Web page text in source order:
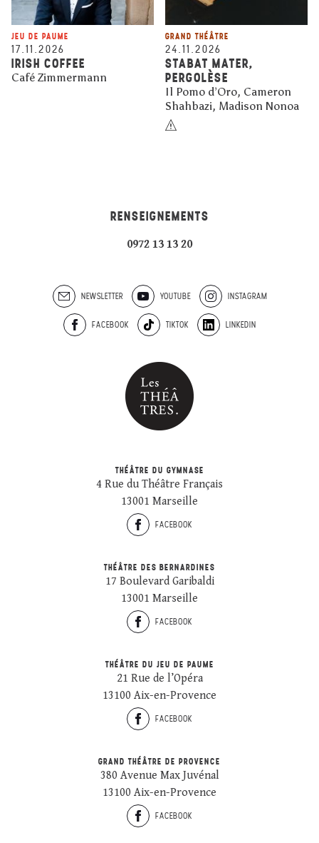
JEU DE PAUME
17.11.2026
IRISH COFFEE
Café Zimmermann
GRAND THÉÂTRE
24.11.2026
STABAT MATER,
PERGOLÈSE
Il Pomo d’Oro, Cameron
Shahbazi, Madison Nonoa
RENSEIGNEMENTS
0972 13 13 20
NEWSLETTER YOUTUBE INSTAGRAM
FACEBOOK TIKTOK LINKEDIN
THÉÂTRE DU GYMNASE
4 Rue du Théâtre Français
13001 Marseille
FACEBOOK
THÉÂTRE DES BERNARDINES
17 Boulevard Garibaldi
13001 Marseille
FACEBOOK
THÉÂTRE DU JEU DE PAUME
21 Rue de l’Opéra
13100 Aix-en-Provence
FACEBOOK
GRAND THÉÂTRE DE PROVENCE
380 Avenue Max Juvénal
13100 Aix-en-Provence
FACEBOOK